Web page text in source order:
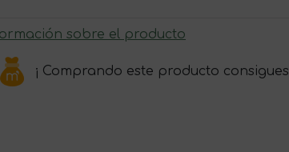
sobre el producto
¡ Comprando este producto consigues